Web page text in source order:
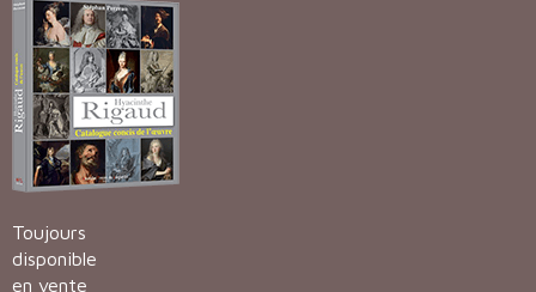
Toujours
disponible
en vente